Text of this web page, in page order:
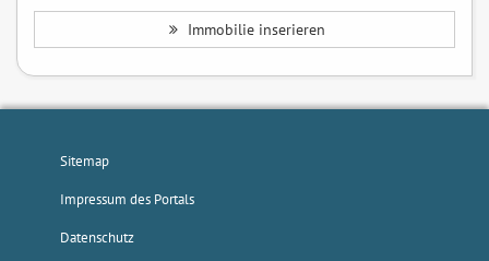
Immobilie inserieren
Sitemap
Impressum des Portals
Datenschutz